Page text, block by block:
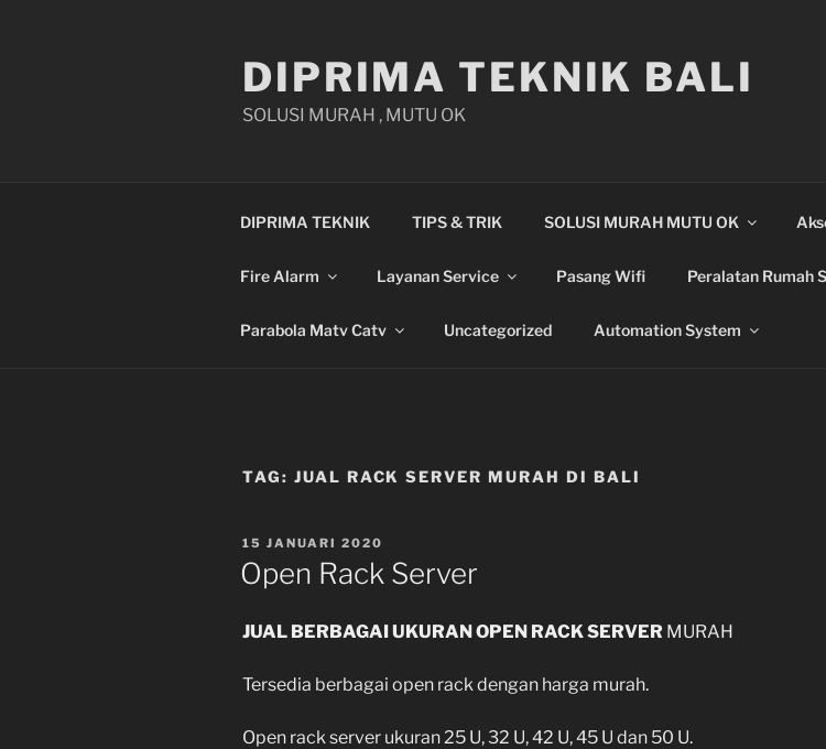
DIPRIMA TEKNIK BALI
SOLUSI MURAH , MUTU OK
DIPRIMA TEKNIK TIPS & TRIK SOLUSI MURAH MUTU OK
Fire Alarm Layanan Service Pasang Wifi Peralatan Rumah
Parabola Matv Catv Uncategorized Automation System
TAG: JUAL RACK SERVER MURAH DI BALI
POSTED
ON
15 JANUARI 2020
Open Rack Server
JUAL BERBAGAI UKURAN OPEN RACK SERVER MURAH
Tersedia berbagai open rack dengan harga murah.
Open rack server ukuran 25 U, 32 U, 42 U, 45 U dan 50 U.